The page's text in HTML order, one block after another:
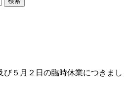
び５月２日の臨時休業につきまし